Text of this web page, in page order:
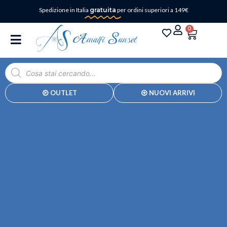
Spedizione in Italia gratuita per ordini superiori a 149€
0
OUTLET NUOVI ARRIVI